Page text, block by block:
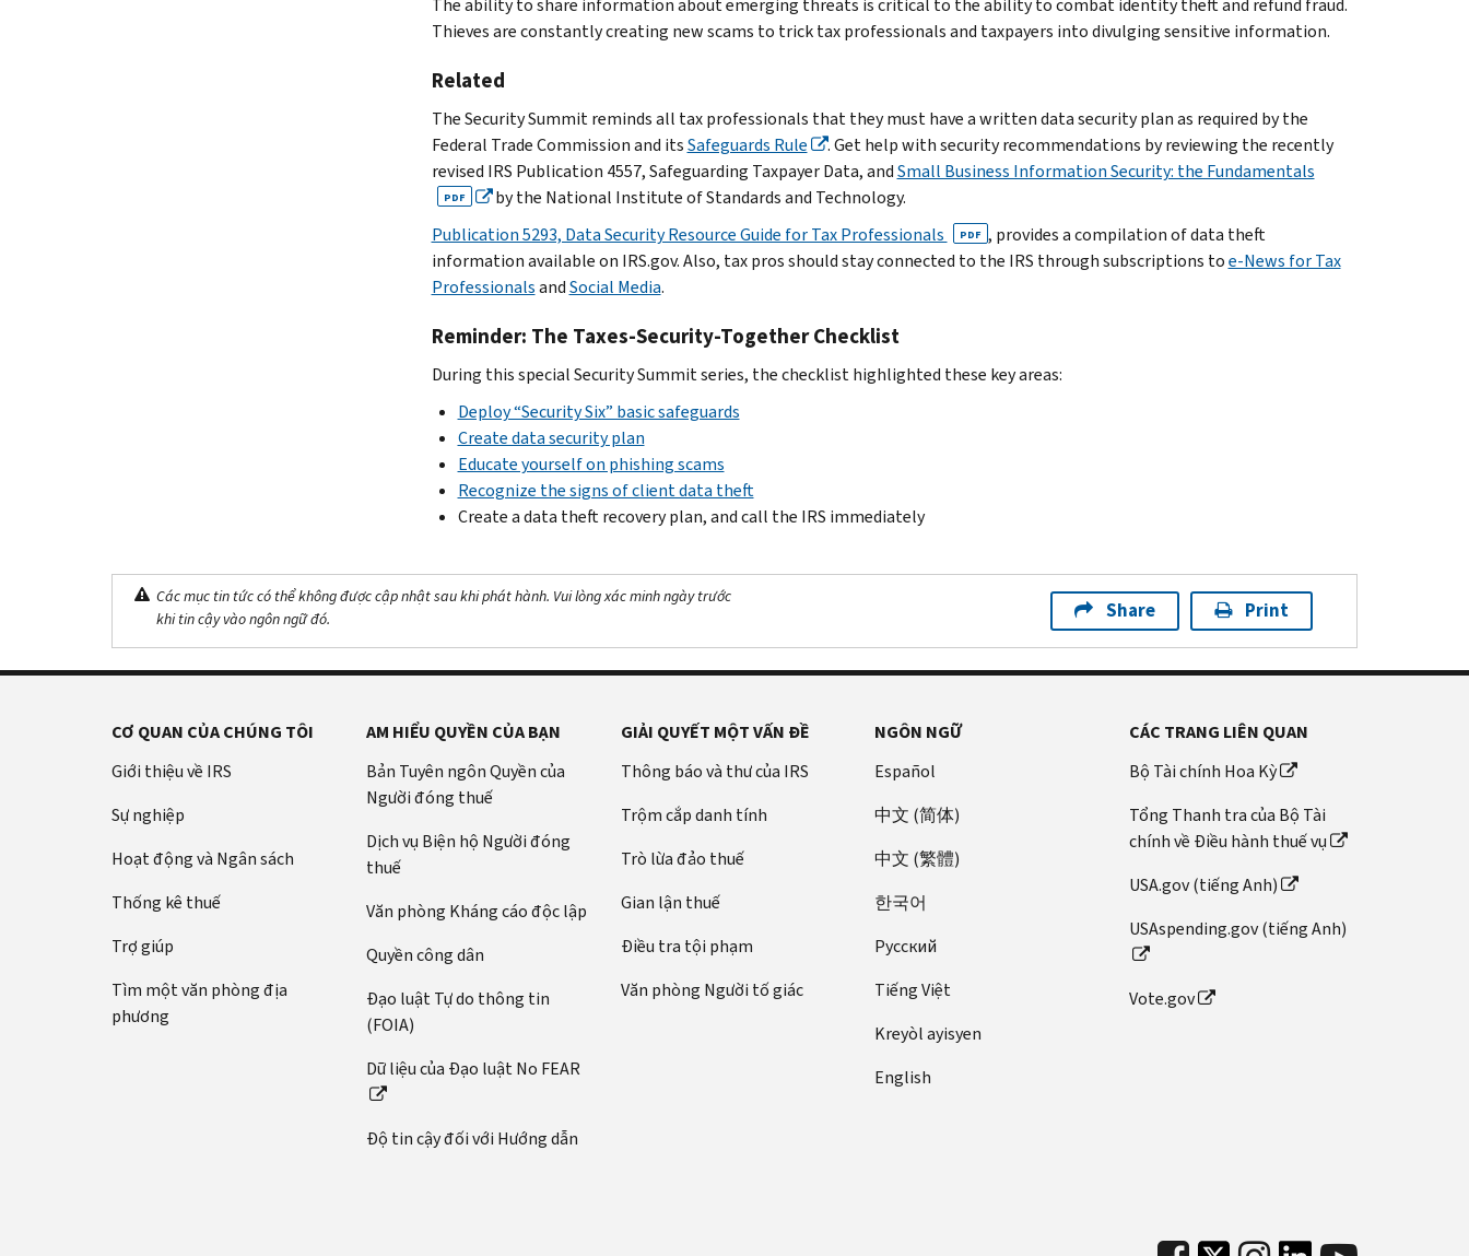
Thieves are constantly creating new scams to trick tax professionals and taxpayers into divulging sensitive information.
Related
The Security Summit reminds all tax professionals that they must have a written data security plan as required by the
Federal Trade Commission and itsSafeguards Rule
. Get help with security recommendations by reviewing the recently
revised IRS Publication 4557, Safeguarding Taxpayer Data, andSmall Business Information Security: the Fundamentals
PDF
by the National Institute of Standards and Technology.
Publication 5293, Data Security Resource Guide for Tax Professionals
PDF , provides a compilation of data theft
information available on IRS.gov. Also, tax pros should stay connected to the IRS through subscriptions toe-News for Tax
ProfessionalsandSocial Media.
Reminder: The Taxes-Security-Together Checklist
During this special Security Summit series, the checklist highlighted these key areas:
Deploy “Security Six” basic safeguards
Create data security plan
Educate yourself on phishing scams
Recognize the signs of client data theft
Create a data theft recovery plan, and call the IRS immediately
Các mục tin tức có thể không được cập nhật sau khi phát hành. Vui lòng xác minh ngày trước
khi tin cậy vào ngôn ngữ đó.
Share Print
CƠ QUAN CỦA CHÚNG TÔI
Giới thiệu về IRS
Sự nghiệp
Hoạt động và Ngân sách
Thống kê thuế
Trợ giúp
Tìm một văn phòng địa
phương
AM HIỂU QUYỀN CỦA BẠN
Bản Tuyên ngôn Quyền của
Người đóng thuế
Dịch vụ Biện hộ Người đóng
thuế
Văn phòng Kháng cáo độc lập
Quyền công dân
Đạo luật Tự do thông tin
(FOIA)
Dữ liệu của Đạo luật No FEAR
Độ tin cậy đối với Hướng dẫn
GIẢI QUYẾT MỘT VẤN ĐỀ
Thông báo và thư của IRS
Trộm cắp danh tính
Trò lừa đảo thuế
Gian lận thuế
Điều tra tội phạm
Văn phòng Người tố giác
NGÔN NGỮ
Español
中文 (简体)
中文 (繁體)
한국어
Pусский
Tiếng Việt
Kreyòl ayisyen
English
CÁC TRANG LIÊN QUAN
Bộ Tài chính Hoa Kỳ
Tổng Thanh tra của Bộ Tài
chính về Điều hành thuế vụ
USA.gov (tiếng Anh)
USAspending.gov (tiếng Anh)
Vote.gov